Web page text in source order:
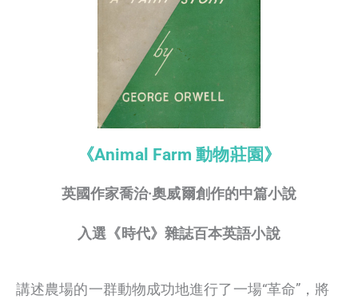
《Animal Farm 動物莊園》
英國作家喬治·奧威爾創作的中篇小說
入選《時代》雜誌百本英語小說
講述農場的一群動物成功地進行了一場“革命”，將